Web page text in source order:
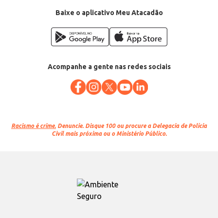
Baixe o aplicativo Meu Atacadão
Acompanhe a gente nas redes sociais
Racismo é crime. Denuncie. Disque 100 ou procure a Delegacia de Polícia
Civil mais próxima ou o Ministério Público.